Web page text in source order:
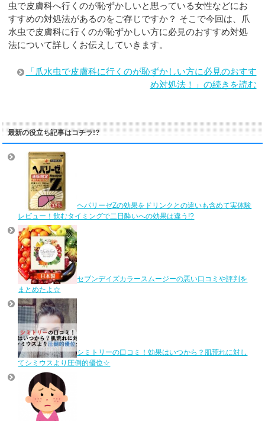
虫で皮膚科へ行くのが恥ずかしいと思っている女性などにお
すすめの対処法があるのをご存じですか？ そこで今回は、爪
水虫で皮膚科に行くのが恥ずかしい方に必見のおすすめ対処
法について詳しくお伝えしていきます。
「爪水虫で皮膚科に行くのが恥ずかしい方に必見のおすす
め対処法！」の続きを読む
最新の役立ち記事はコチラ!?
ヘパリーゼZの効果をドリンクとの違いも含めて実体験
レビュー！飲むタイミングで二日酔いへの効果は違う!?
セブンデイズカラースムージーの悪い口コミや評判を
まとめたよ☆
シミトリーの口コミ！効果はいつから？肌荒れに対し
てシミウスより圧倒的優位☆